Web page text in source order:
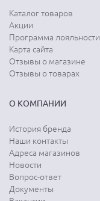
Каталог товаров
Акции
Программа лояльности
Карта сайта
Отзывы о магазине
Отзывы о товарах
О КОМПАНИИ
История бренда
Наши контакты
Адреса магазинов
Новости
Вопрос-ответ
Документы